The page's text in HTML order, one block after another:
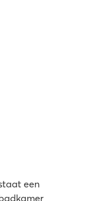
een